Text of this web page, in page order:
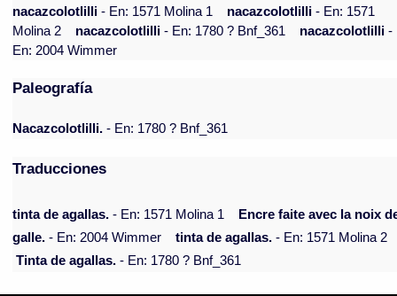
nacazcolotlilli- En: 1571 Molina 1 nacazcolotlilli- En: 1571
Molina 2
nacazcolotlilli- En: 1780 ? Bnf_361 nacazcolotlilli-
En: 2004 Wimmer
Paleografía
Nacazcolotlilli. - En: 1780 ? Bnf_361
Traducciones
tinta de agallas. - En: 1571 Molina 1
Encre faite avec la noix
galle. - En: 2004 Wimmer tinta de agallas. - En: 1571 Molina 2
Tinta de agallas. - En: 1780 ? Bnf_361